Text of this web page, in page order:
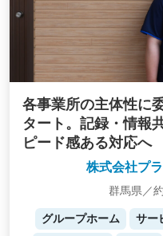
各事業所の主体性に
タート。記録・情報
ピード感ある対応へ
株式会社プ
群馬県／
グループホーム
サー